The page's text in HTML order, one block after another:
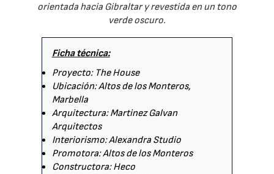
orientada hacia Gibraltar y revestida en un tono
verde oscuro.
Ficha técnica:
Proyecto: The House
Ubicación: Altos de los Monteros,
Marbella
Arquitectura: Martinez Galvan
Arquitectos
Interiorismo: Alexandra Studio
Promotora: Altos de los Monteros
Constructora: Heco